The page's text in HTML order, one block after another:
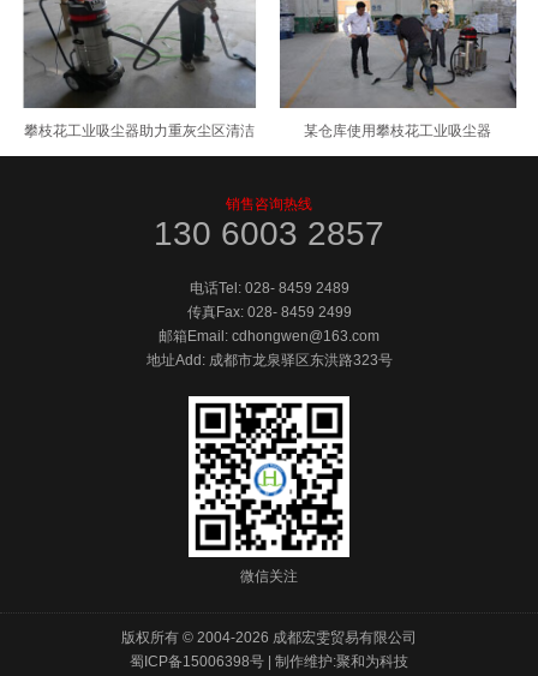
攀枝花工业吸尘器助力重灰尘区清洁 某仓库使用攀枝花工业吸尘器
销售咨询热线
130 6003 2857
电话Tel: 028- 8459 2489
传真Fax: 028- 8459 2499
邮箱Email: cdhongwen@163.com
地址Add: 成都市龙泉驿区东洪路323号
微信关注
版权所有 © 2004-2026 成都宏雯贸易有限公司
蜀ICP备15006398号 | 制作维护:聚和为科技